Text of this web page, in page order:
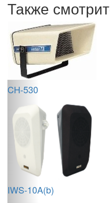
Также
CH-530
IWS-10A(b)